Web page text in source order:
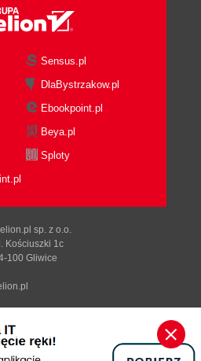
Sensus.pl
DlaBystrzakow.pl
Ebookpoint.pl
Beya.pl
Sploty
sp. z o.o.
Kościuszki 1c
100 Gliwice